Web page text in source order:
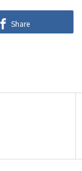
Share